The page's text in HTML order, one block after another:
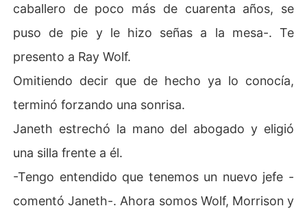
caballero de poco más de cuarenta años, se
puso de pie y le hizo señas a la mesa-. Te
presento a Ray Wolf.
Omitiendo decir que de hecho ya lo conocía,
terminó forzando una sonrisa.
Janeth estrechó la mano del abogado y eligió
una silla frente a él.
-Tengo entendido que tenemos un nuevo jefe -
comentó Janeth-. Ahora somos Wolf, Morrison y